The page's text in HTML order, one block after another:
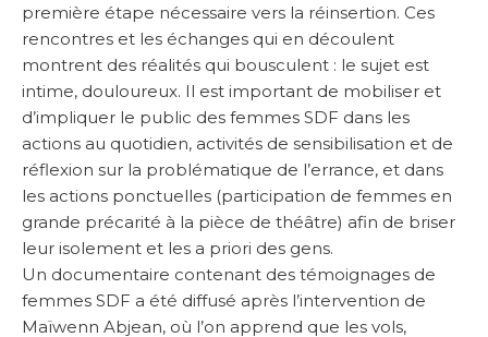
première étape nécessaire vers la réinsertion. Ces
rencontres et les échanges qui en découlent
montrent des réalités qui bousculent : le sujet est
intime, douloureux. Il est important de mobiliser et
d’impliquer le public des femmes SDF dans les
actions au quotidien, activités de sensibilisation et de
réflexion sur la problématique de l’errance, et dans
les actions ponctuelles (participation de femmes en
grande précarité à la pièce de théâtre) afin de briser
leur isolement et les a priori des gens.
Un documentaire contenant des témoignages de
femmes SDF a été diffusé après l’intervention de
Maïwenn Abjean, où l’on apprend que les vols,